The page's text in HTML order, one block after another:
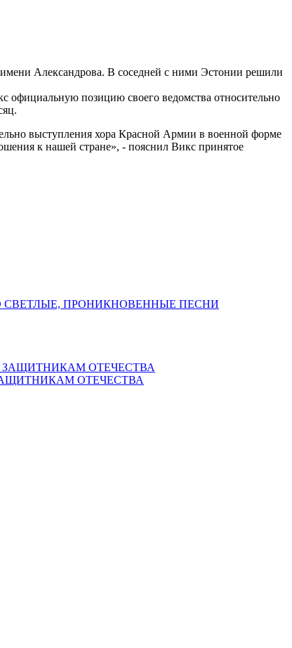
Александрова. В соседней с ними Эстонии решили
официальную позицию своего ведомства относительно
выступления хора Красной Армии в военной форме
к нашей стране», - пояснил Викс принятое
СВЕТЛЫЕ, ПРОНИКНОВЕННЫЕ ПЕСНИ
ОТЕЧЕСТВА